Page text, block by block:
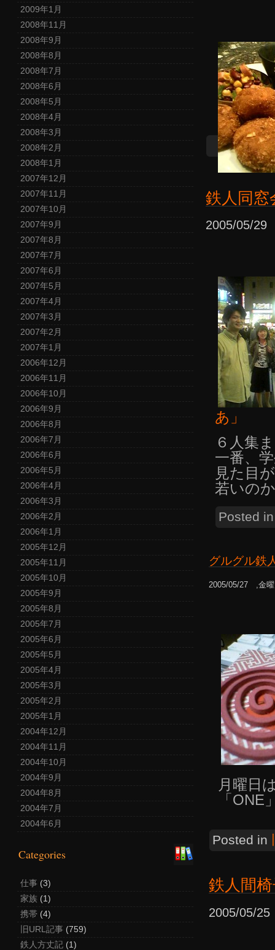
2009年1月
2008年11月
2008年9月
2008年8月
2008年7月
2008年6月
2008年5月
2008年4月
2008年3月
2008年2月
2008年1月
2007年12月
2007年11月
2007年10月
2007年9月
2007年8月
2007年7月
2007年6月
2007年5月
2007年4月
2007年3月
2007年2月
2007年1月
2006年12月
2006年11月
2006年10月
2006年9月
2006年8月
2006年7月
2006年6月
2006年5月
2006年4月
2006年3月
2006年2月
2006年1月
2005年12月
2005年11月
2005年10月
2005年9月
2005年8月
2005年7月
2005年6月
2005年5月
2005年4月
2005年3月
2005年2月
2005年1月
2004年12月
2004年11月
2004年10月
2004年9月
2004年8月
2004年7月
2004年6月
Categories
仕事 (3)
家族 (1)
携帯 (4)
旧URL記事 (759)
鉄人方丈記 (1)
鉄人同窓
2005/05/
あ」
６人集
一番、
見た目
若いの
Posted
グルグル鉄
2005/05/27 ,金
月曜日
「
Posted in
鉄人間
2005/05/